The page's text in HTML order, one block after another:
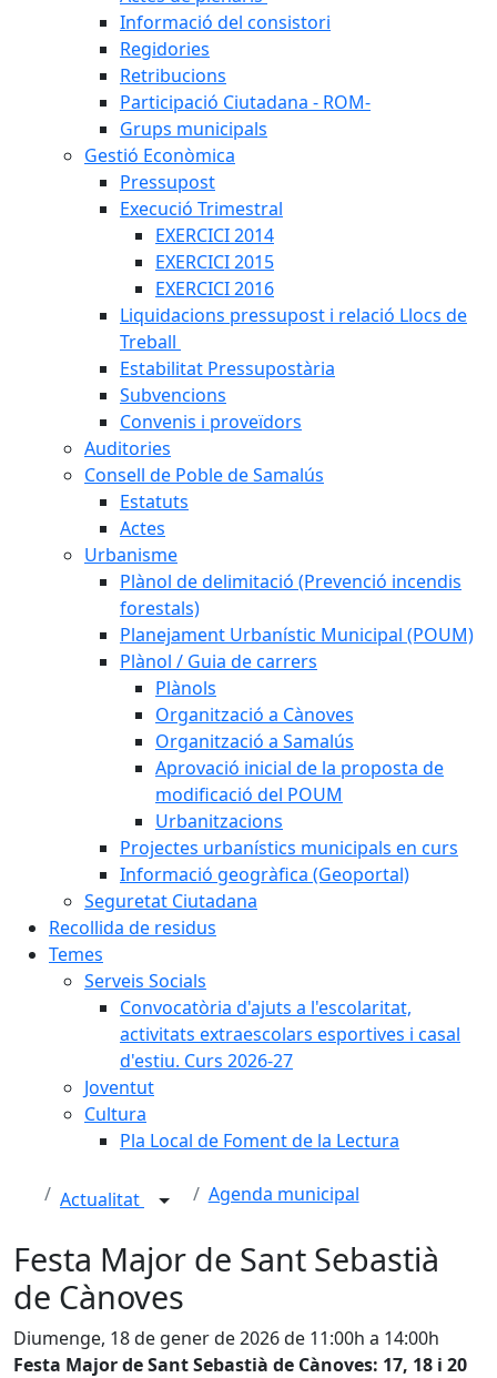
Informació del consistori
Regidories
Retribucions
Participació Ciutadana - ROM-
Grups municipals
Gestió Econòmica
Pressupost
Execució Trimestral
EXERCICI 2014
EXERCICI 2015
EXERCICI 2016
Liquidacions pressupost i relació Llocs de
Treball
Estabilitat Pressupostària
Subvencions
Convenis i proveïdors
Auditories
Consell de Poble de Samalús
Estatuts
Actes
Urbanisme
Plànol de delimitació (Prevenció incendis
forestals)
Planejament Urbanístic Municipal (POUM)
Plànol / Guia de carrers
Plànols
Organització a Cànoves
Organització a Samalús
Aprovació inicial de la proposta de
modificació del POUM
Urbanitzacions
Projectes urbanístics municipals en curs
Informació geogràfica (Geoportal)
Seguretat Ciutadana
Recollida de residus
Temes
Serveis Socials
Convocatòria d'ajuts a l'escolaritat,
activitats extraescolars esportives i casal
d'estiu. Curs 2026-27
Joventut
Cultura
Pla Local de Foment de la Lectura
Actualitat Agenda municipal
Festa Major de Sant Sebastià
de Cànoves
Diumenge, 18 de gener de 2026 de 11:00h a 14:00h
Festa Major de Sant Sebastià de Cànoves: 17, 18 i 20